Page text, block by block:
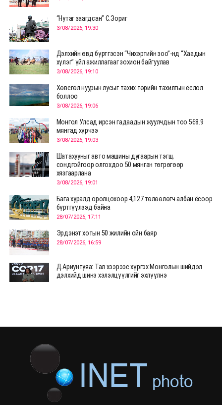
“Нутаг заагдсан” С.Зориг
3/08/2026, 19:30
Дэлхийн өвд бүртгэсэн “Чихэртийн зоо”-нд “Хаадын
хүлэг” үйл ажиллагааг зохион байгуулав
3/08/2026, 19:10
Хөвсгөл нуурын лусыг тахих төрийн тахилгын ёслол
боллоо
3/08/2026, 19:06
Монгол Улсад ирсэн гадаадын жуулчдын тоо 568.9
мянгад хүрчээ
3/08/2026, 19:03
Шатахууныг авто машины дугаарын тэгш,
сондгойгоор олгохдоо 50 мянган төгрөгөөр
хязгаарлана
3/08/2026, 19:01
Бага хуралд оролцохоор 4,127 төлөөлөгч албан ёсоор
бүртгүүлээд байна
28/07/2026, 17:11
Эрдэнэт хотын 50 жилийн ойн баяр
28/07/2026, 16:59
Д.Ариунтуяа: Тал хээрээс хүргэх Монголын шийдэл
дэлхийд шинэ хэлэлцүүлгийг эхлүүлнэ
28/07/2026, 12:04
ХӨВСГӨЛ Нутгийн зөвлөлөөс МУАЖ Д.Цэрэндарьзавт
2 өрөө байр олгоно
20/07/2026, 19:22